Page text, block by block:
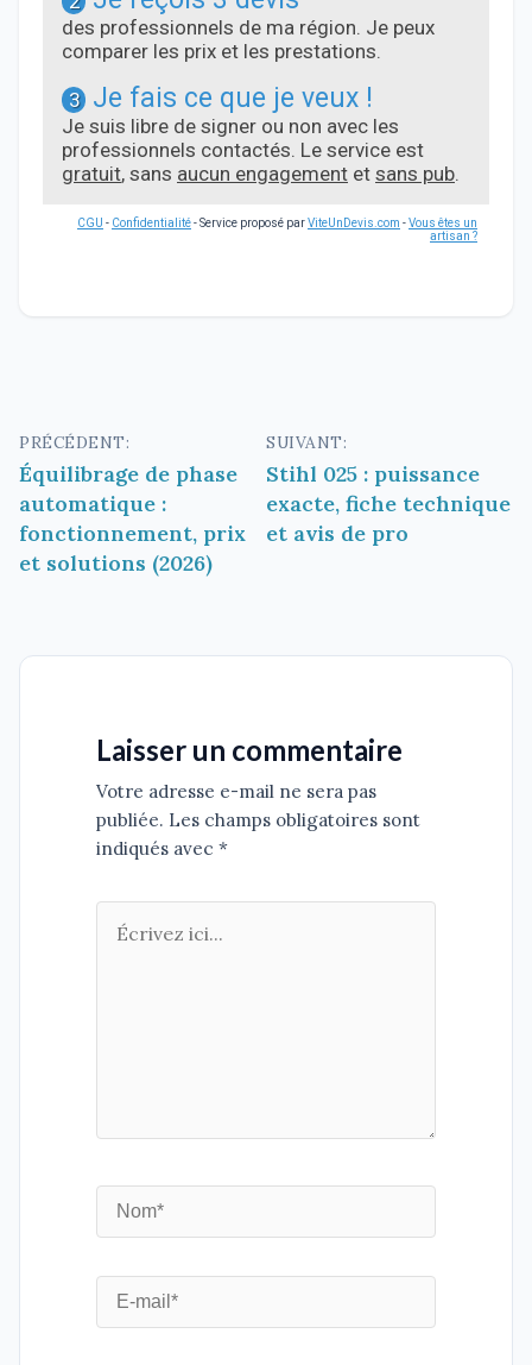
des professionnels de ma région. Je peux
comparer les prix et les prestations.
3 Je fais ce que je veux !
Je suis libre de signer ou non avec les
professionnels contactés. Le service est
gratuit, sans aucun engagement et sans pub.
CGU - Confidentialité- Service proposé parViteUnDevis.com -Vous êtes un
artisan ?
Navigation
de
l’article
PRÉCÉDENT:
Équilibrage de phase
automatique :
fonctionnement, prix
et solutions (2026)
SUIVANT:
Stihl 025 : puissance
exacte, fiche technique
et avis de pro
Laisser un commentaire
Votre adresse e-mail ne sera pas
publiée. Les champs obligatoires sont
indiqués avec *